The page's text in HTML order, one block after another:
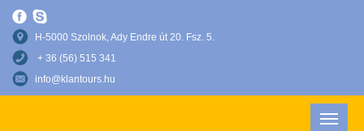
H-5000 Szolnok, Ady Endre út 20. Fsz. 5.
+ 36 (56) 515 341
info@klantours.hu